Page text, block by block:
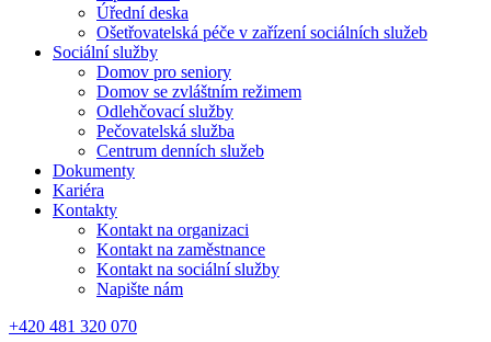
Úřední deska
Ošetřovatelská péče v zařízení sociálních služeb
Sociální služby
Domov pro seniory
Domov se zvláštním režimem
Odlehčovací služby
Pečovatelská služba
Centrum denních služeb
Dokumenty
Kariéra
Kontakty
Kontakt na organizaci
Kontakt na zaměstnance
Kontakt na sociální služby
Napište nám
+420 481 320 070